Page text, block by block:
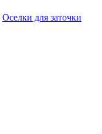
Оселки для заточки